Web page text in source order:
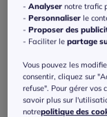
Pull en tricot
rond
Couleur :gris
-Analyser notre trafic
-Personnaliser le
-Proposer des
- Faciliter lepartage
Vous pouvez les
consentir, cliquez sur
refuse". Pour gérer vos
savoir plus sur
notrepolitique des